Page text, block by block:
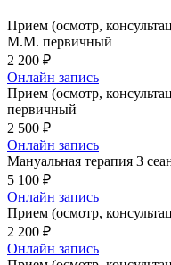
Прием (осмотр,
М.М. первичный
2 200 ₽
Онлайн запись
Прием (осмотр,
первичный
2 500 ₽
Онлайн запись
Мануальная терапия 3
5 100 ₽
Онлайн запись
Прием (осмотр,
2 200 ₽
Онлайн запись